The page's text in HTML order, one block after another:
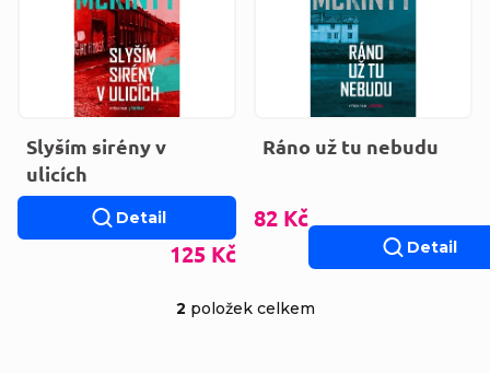
Slyším sirény v
ulicích
125 Kč
Detail
Ráno už tu nebudu
82 Kč
Detail
2 položek celkem